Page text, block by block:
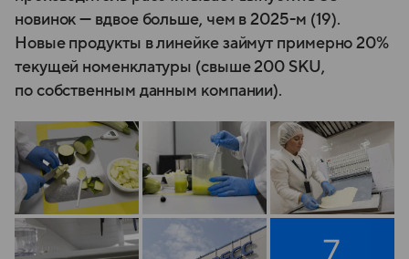
новинок — вдвое больше, чем в 2025-м (19).
Новые продукты в линейке займут примерно 20%
текущей номенклатуры (свыше 200 SKU,
по собственным данным компании).